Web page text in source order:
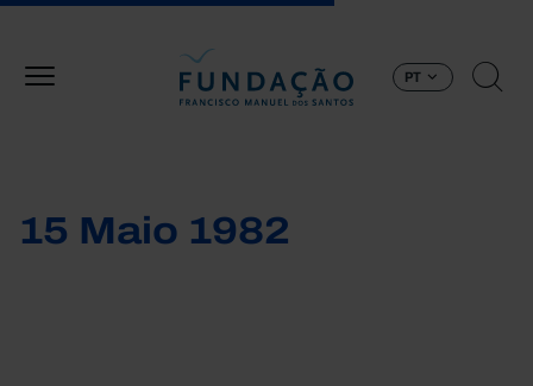
PT
15 Maio 1982